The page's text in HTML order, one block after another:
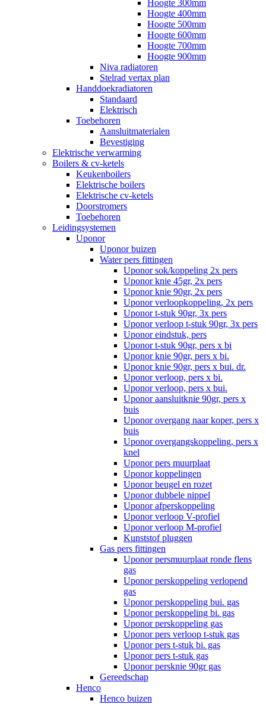
Hoogte 300mm
Hoogte 400mm
Hoogte 500mm
Hoogte 600mm
Hoogte 700mm
Hoogte 900mm
Niva radiatoren
Stelrad vertax plan
Handdoekradiatoren
Standaard
Elektrisch
Toebehoren
Aansluitmaterialen
Bevestiging
Elektrische verwarming
Boilers & cv-ketels
Keukenboilers
Elektrische boilers
Elektrische cv-ketels
Doorstromers
Toebehoren
Leidingsystemen
Uponor
Uponor buizen
Water pers fittingen
Uponor sok/koppeling 2x pers
Uponor knie 45gr, 2x pers
Uponor knie 90gr, 2x pers
Uponor verloopkoppeling, 2x pers
Uponor t-stuk 90gr, 3x pers
Uponor verloop t-stuk 90gr, 3x pers
Uponor eindstuk, pers
Uponor t-stuk 90gr, pers x bi
Uponor knie 90gr, pers x bi.
Uponor knie 90gr, pers x bui. dr.
Uponor verloop, pers x bi.
Uponor verloop, pers x bui.
Uponor aansluitknie 90gr, pers x
buis
Uponor overgang naar koper, pers x
buis
Uponor overgangskoppeling, pers x
knel
Uponor pers muurplaat
Uponor koppelingen
Uponor beugel en rozet
Uponor dubbele nippel
Uponor afperskoppeling
Uponor verloop V-profiel
Uponor verloop M-profiel
Kunststof pluggen
Gas pers fittingen
Uponor persmuurplaat ronde flens
gas
Uponor perskoppeling verlopend
gas
Uponor perskoppeling bui. gas
Uponor perskoppeling bi. gas
Uponor perskoppeling gas
Uponor pers verloop t-stuk gas
Uponor pers t-stuk bi. gas
Uponor pers t-stuk gas
Uponor persknie 90gr gas
Gereedschap
Henco
Henco buizen